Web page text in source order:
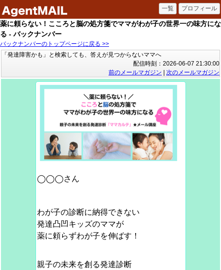
薬に頼らない！こころと脳の処方箋でママがわが子の世界一の味方にな
る - バックナンバー
バックナンバーのトップページに戻る >>
「発達障害かも」と検索しても、答えが見つからないママへ
配信時刻：2026-06-07 21:30:00
前のメールマガジン
次のメールマガジン
◯◯◯さん
わが子の診断に納得できない
発達凸凹キッズのママが
薬に頼らずわが子を伸ばす！
親子の未来を創る発達診断